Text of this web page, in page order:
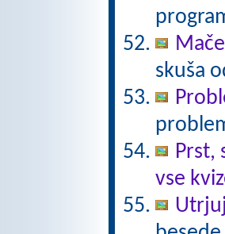
skuša
Prst,
vse